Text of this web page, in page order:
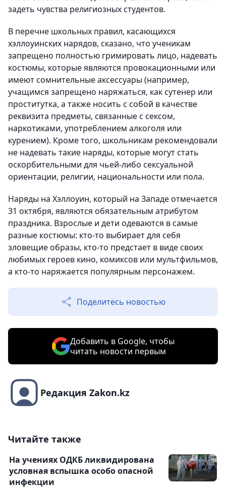
задеть чувства религиозных студентов.
В перечне школьных правил, касающихся
хэллоуинских нарядов, сказано, что ученикам
запрещено полностью гримировать лицо, надевать
костюмы, которые являются провокационными или
имеют сомнительные аксессуары (например,
учащимся запрещено наряжаться, как сутенер или
проститутка, а также носить с собой в качестве
реквизита предметы, связанные с сексом,
наркотиками, употреблением алкоголя или
курением). Кроме того, школьникам рекомендовали
не надевать такие наряды, которые могут стать
оскорбительными для чьей-либо сексуальной
ориентации, религии, национальности или пола.
Наряды на Хэллоуин, который на Западе отмечается
31 октября, являются обязательным атрибутом
праздника. Взрослые и дети одеваются в самые
разные костюмы: кто-то выбирает для себя
зловещие образы, кто-то предстает в виде своих
любимых героев кино, комиксов или мультфильмов,
а кто-то наряжается популярным персонажем.
Поделитесь новостью
Добавить в Google, чтобы
читать новости первым
Редакция Zakon.kz
Читайте также
На учениях ОДКБ ликвидирована
условная вспышка особо опасной
инфекции